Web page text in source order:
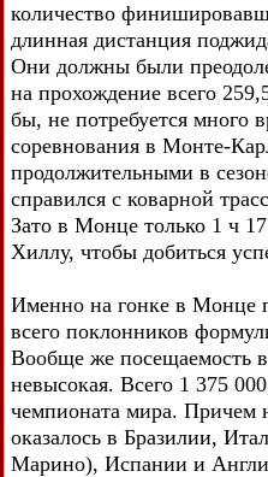
количество
длинная дистанция
Они должны были
на прохождение всего
бы, не потребуется много
соревнования в Монте-
продолжительными в
справился с коварной
Зато в Монце только 1 ч
Хиллу, чтобы добиться
Именно на гонке в Монце
всего поклонников
Вообще же посещаемость
невысокая. Всего 1 375
чемпионата мира. Причем
оказалось в Бразилии,
Марино), Испании и